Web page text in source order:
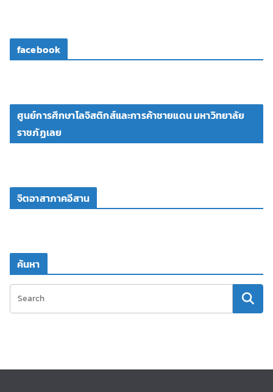
facebook
ศูนย์การศึกษาโลจิสติกส์และการค้าชายแดน มหาวิทยาลัย
ราชภัฏเลย
จิตอาสาภาคอีสาน
ค้นหา